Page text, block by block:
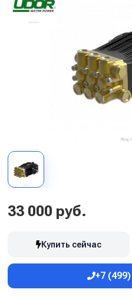
33 000 руб.
Купить сейчас
+7